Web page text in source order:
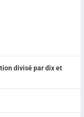
divisé par dix et